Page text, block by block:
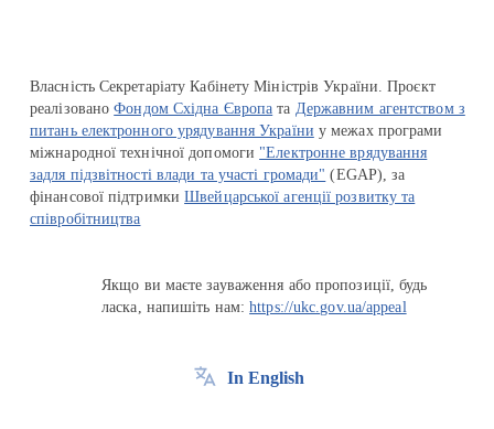
Власність Секретаріату Кабінету Міністрів України. Проєкт
реалізованоФондом Східна Європа та Державним агентством з
питань електронного урядування України у межах програми
міжнародної технічної допомоги "Електронне врядування
задля підзвітності влади та участі громади" (EGAP), за
фінансової підтримкиШвейцарської агенції розвитку та
співробітництва
Якщо ви маєте зауваження або пропозиції, будь
ласка, напишіть нам:https://ukc.gov.ua/appeal
In English